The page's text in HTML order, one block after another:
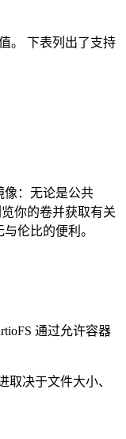
。 下表列出了支持
像：无论是公共
你的卷并获取有关
伦比的便利。
通过允许容器
决于文件大小、